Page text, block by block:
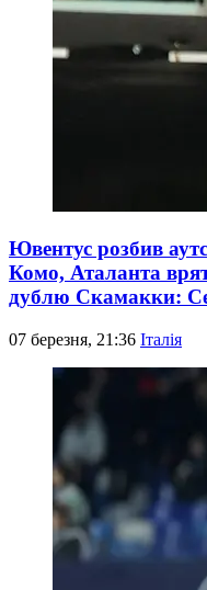
Ювентус розбив
Комо, Аталанта
дублю Скамакки:
07 березня, 21:36 Італія